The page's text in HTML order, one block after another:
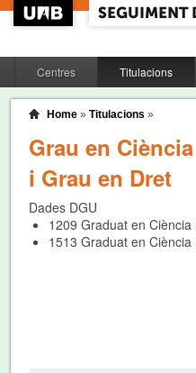
Centres Titulacions
Home » Titulacions »
Grau en
i Grau en Dret
Dades DGU
1209 Graduat en
1513 Graduat en